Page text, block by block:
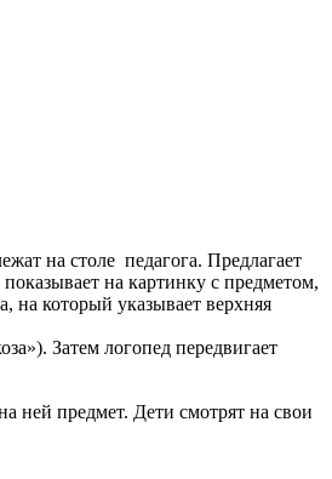
на столе педагога. Предлагает
на картинку с предметом,
на который указывает верхняя
Затем логопед передвигает
ней предмет. Дети смотрят на свои